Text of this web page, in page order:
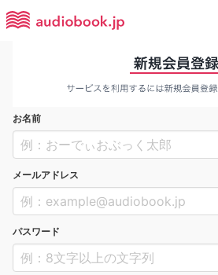
お名前
メールアドレス
パスワード